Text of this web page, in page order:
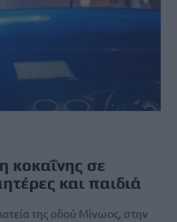
κοκαΐνης σε
και παιδιά
της οδού Μίνωος, στην